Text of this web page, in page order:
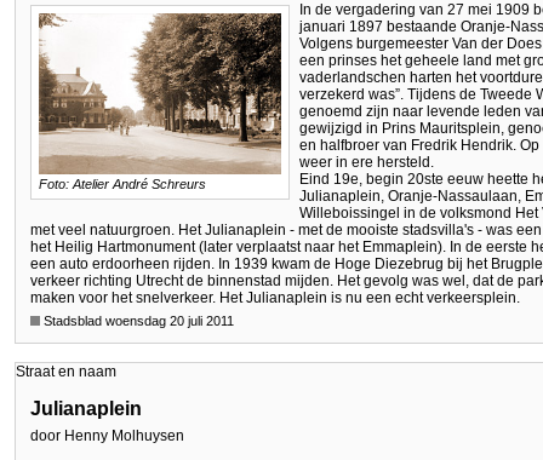
Foto: Atelier André Schreurs
In de vergadering van 27 mei 1909
januari 1897 bestaande Oranje-
Volgens burgemeester Van der
een prinses het geheele land met
vaderlandschen harten het
verzekerd was”. Tijdens de Tweede
genoemd zijn naar levende leden
gewijzigd in Prins Mauritsplein,
en halfbroer van Fredrik Hendrik.
weer in ere hersteld.
Eind 19e, begin 20ste eeuw heette
Julianaplein, Oranje-Nassaulaan,
Willeboissingel in de volksmond
met veel natuurgroen. Het Julianaplein - met de mooiste stadsvilla's - was
het Heilig Hartmonument (later verplaatst naar het Emmaplein). In de eerste
een auto erdoorheen rijden. In 1939 kwam de Hoge Diezebrug bij het
verkeer richting Utrecht de binnenstad mijden. Het gevolg was wel, dat de
maken voor het snelverkeer. Het Julianaplein is nu een echt verkeersplein.
Stadsblad woensdag 20 juli 2011
Straat en naam
Julianaplein
door Henny Molhuysen